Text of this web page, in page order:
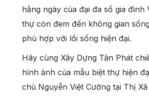
hằng ngày của đại đa số gia đình
thự còn đem đến không gian
phù hợp với lối sống hiện đại.
Hãy cùng Xây Dựng Tân Phát
hình ảnh của mẫu biệt thự hiện
chủ Nguyễn Việt Cường tại Thị